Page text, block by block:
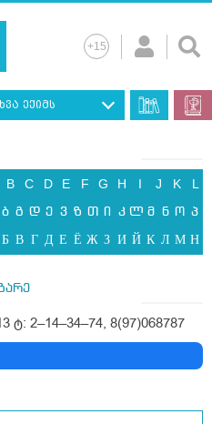
ექიმს
B C D E F G H I J K L
ბ გ დ ე ვ ზ თ ი კ ლ მ ნ ო პ
Б В Г Д Е Ё Ж З И Й К Л М Н
2–14–34–74, 8(97)068787